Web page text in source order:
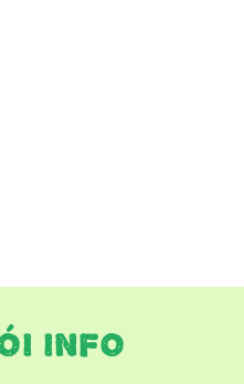
INFO